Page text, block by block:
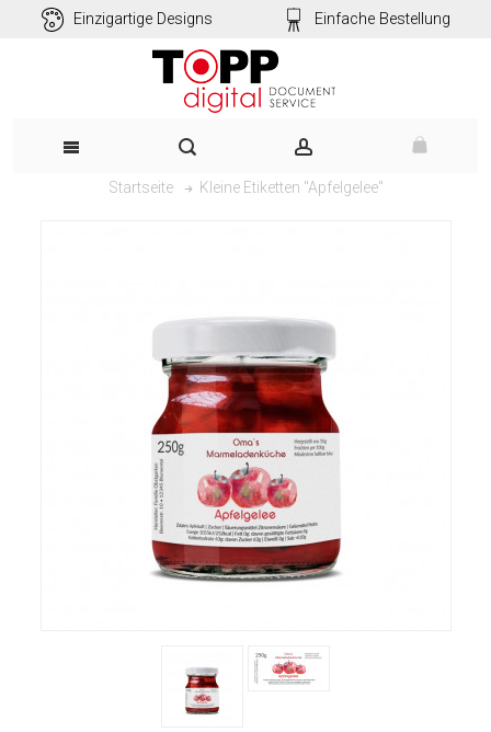
Einzigartige Designs Einfache Bestellung
Startseite Kleine Etiketten "Apfelgelee"